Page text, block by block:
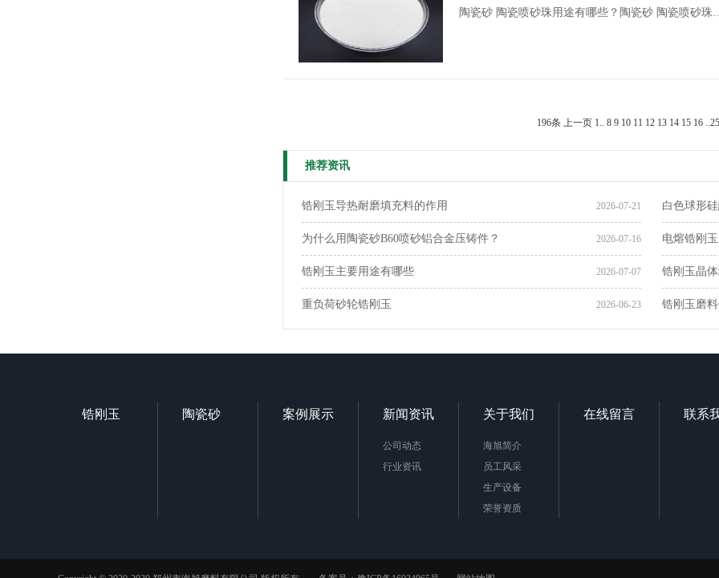
陶瓷砂 陶瓷喷砂珠用途有哪些？陶瓷砂 陶瓷喷砂珠
196条 上一页 1.. 8 9 10 11 12 13 14 15 16..25
推荐资讯
2026-07-21
锆刚玉导热耐磨填充料的作用 白色球形
2026-07-16
为什么用陶瓷砂B60喷砂铝合金压铸件？ 电熔锆刚
2026-07-07
锆刚玉主要用途有哪些 锆刚玉晶
2026-06-23
重负荷砂轮锆刚玉 锆刚玉磨
锆刚玉 陶瓷砂 案例展示 新闻资讯
公司动态
行业资讯
关于我们
海旭简介
员工风采
生产设备
荣誉资质
在线留言 联系